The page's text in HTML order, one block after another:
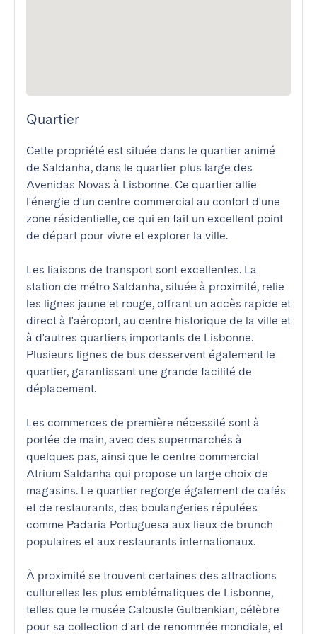
Quartier
Cette propriété est située dans le quartier animé
de Saldanha, dans le quartier plus large des
Avenidas Novas à Lisbonne. Ce quartier allie
l'énergie d'un centre commercial au confort d'une
zone résidentielle, ce qui en fait un excellent point
de départ pour vivre et explorer la ville.
Les liaisons de transport sont excellentes. La
station de métro Saldanha, située à proximité, relie
les lignes jaune et rouge, offrant un accès rapide et
direct à l'aéroport, au centre historique de la ville et
à d'autres quartiers importants de Lisbonne.
Plusieurs lignes de bus desservent également le
quartier, garantissant une grande facilité de
déplacement.
Les commerces de première nécessité sont à
portée de main, avec des supermarchés à
quelques pas, ainsi que le centre commercial
Atrium Saldanha qui propose un large choix de
magasins. Le quartier regorge également de cafés
et de restaurants, des boulangeries réputées
comme Padaria Portuguesa aux lieux de brunch
populaires et aux restaurants internationaux.
À proximité se trouvent certaines des attractions
culturelles les plus emblématiques de Lisbonne,
telles que le musée Calouste Gulbenkian, célèbre
pour sa collection d'art de renommée mondiale, et